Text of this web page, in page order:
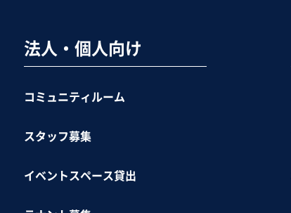
法人・個人向け
コミュニティルーム
スタッフ募集
イベントスペース貸出